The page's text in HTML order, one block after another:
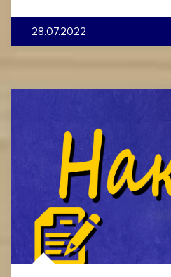
28.07.2022